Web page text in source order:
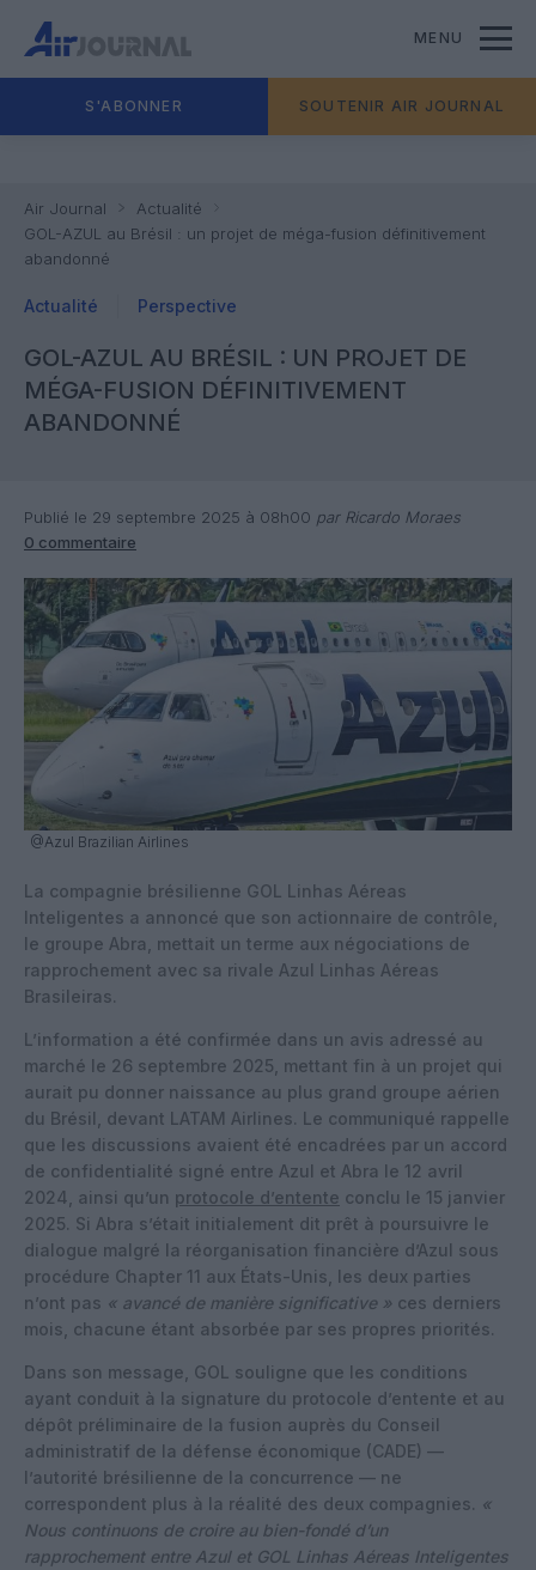
MENU
S'ABONNER SOUTENIR AIR JOURNAL
Air Journal
Actualité
GOL-AZUL au Brésil : un projet de méga-fusion définitivement
abandonné
Actualité Perspective
GOL-AZUL AU BRÉSIL : UN PROJET DE
MÉGA-FUSION DÉFINITIVEMENT
ABANDONNÉ
Publié le 29 septembre 2025 à 08h00 par Ricardo Moraes
0 commentaire
@Azul Brazilian Airlines
La compagnie brésilienne GOL Linhas Aéreas
Inteligentes a annoncé que son actionnaire de contrôle,
le groupe Abra
, mettait un terme aux négociations de
rapprochement avec sa rivale Azul Linhas Aéreas
Brasileiras.
L’information a été confirmée dans un avis adressé au
marché le 26 septembre 2025, mettant fin à un projet qui
aurait pu donner naissance au plus grand groupe aérien
du Brésil, devant LATAM Airlines. Le communiqué rappelle
que les discussions avaient été encadrées par un accord
de confidentialité signé entre Azul et Abra le 12 avril
2024, ainsi qu’un protocole d’entente conclu le 15 janvier
2025. Si Abra s’était initialement dit prêt à poursuivre le
dialogue malgré la réorganisation financière d’Azul sous
procédure Chapter 11 aux États-Unis, les deux parties
n’ont pas « avancé de manière significative » ces derniers
mois, chacune étant absorbée par ses propres priorités.
Dans son message, GOL souligne que les conditions
ayant conduit à la signature du protocole d’entente et au
dépôt préliminaire de la fusion auprès du Conseil
administratif de la défense économique (CADE) —
l’autorité brésilienne de la concurrence — ne
correspondent plus à la réalité des deux compagnies. «
Nous continuons de croire au bien-fondé d’un
rapprochement entre Azul et GOL Linhas Aéreas Inteligentes